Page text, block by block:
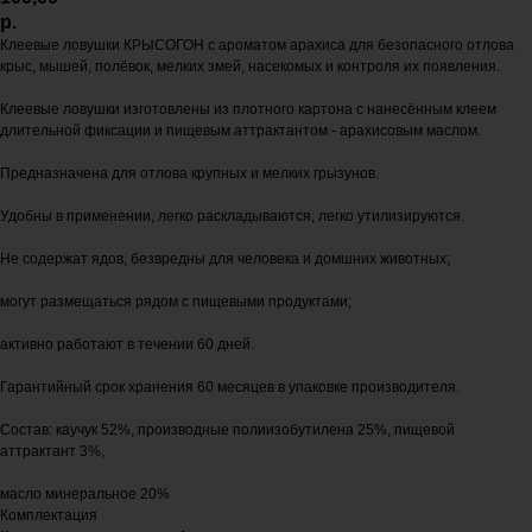
р.
Клеевые ловушки КРЫСОГОН с ароматом арахиса для безопасного отлова
крыс, мышей, полёвок, мелких змей, насекомых и контроля их появления.
Клеевые ловушки изготовлены из плотного картона с нанесённым клеем
длительной фиксации и пищевым аттрактантом - арахисовым маслом.
Предназначена для отлова крупных и мелких грызунов.
Удобны в применении, легко раскладываются, легко утилизируются.
Не содержат ядов, безвредны для человека и домшних животных;
могут размещаться рядом с пищевыми продуктами;
активно работают в течении 60 дней.
Гарантийный срок хранения 60 месяцев в упаковке производителя.
Состав: каучук 52%, производные полиизобутилена 25%, пищевой
аттрактант 3%,
масло минеральное 20%
Комплектация